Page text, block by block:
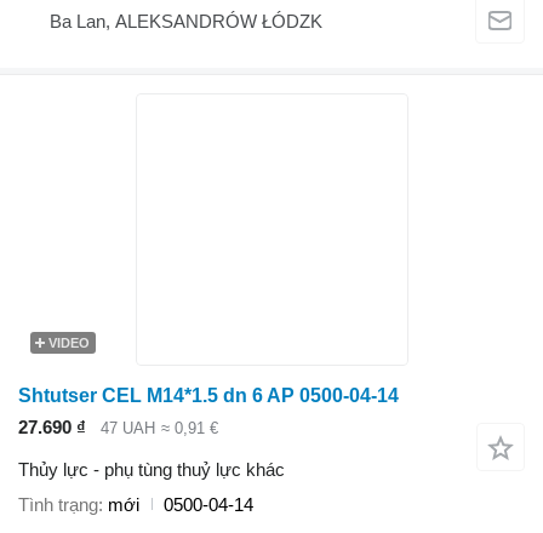
Ba Lan, ALEKSANDRÓW ŁÓDZK
VIDEO
Shtutser CEL M14*1.5 dn 6 AP 0500-04-14
27.690 ₫
47 UAH ≈ 0,91 €
Thủy lực - phụ tùng thuỷ lực khác
Tình trạng mới
0500-04-14